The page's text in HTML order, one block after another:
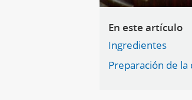
En este artículo
Ingredientes
Preparación de